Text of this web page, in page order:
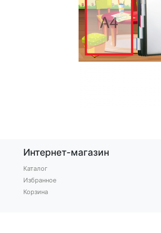
Интернет-магазин
Каталог
Избранное
Корзина